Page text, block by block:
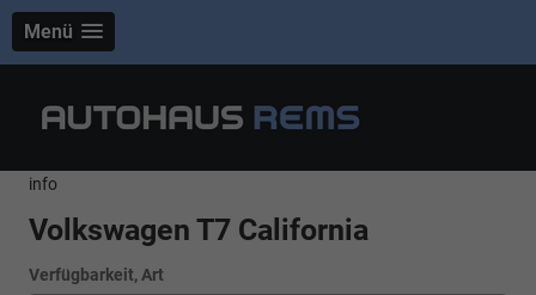
Menü
info
Volkswagen T7 California
Verfügbarkeit, Art